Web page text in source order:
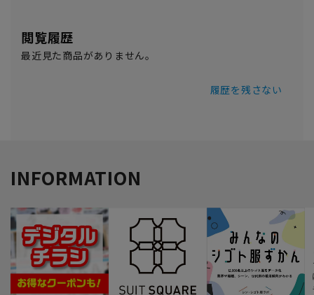
閲覧履歴
最近見た商品がありません。
履歴を残さない
INFORMATION